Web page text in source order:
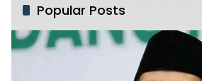
Popular Posts